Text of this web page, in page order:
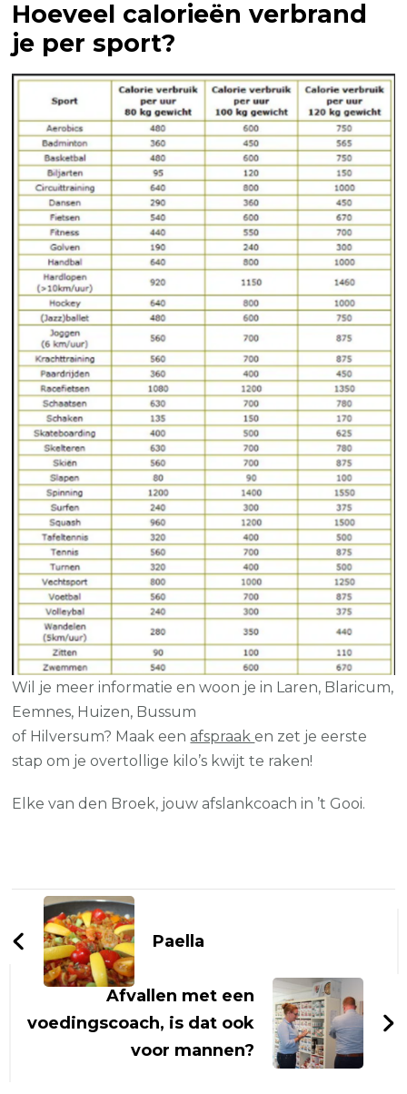
Hoeveel calorieën verbrand
je per sport?
Wil je meer informatie en woon je in Laren, Blaricum,
Eemnes, Huizen, Bussum
of Hilversum? Maak eenafspraaken zet je eerste
stap om je overtollige kilo’s kwijt te raken!
Elke van den Broek, jouw afslankcoach in ’t Gooi.
Bericht
navigatie
Paella
Afvallen met een
voedingscoach, is dat ook
voor mannen?